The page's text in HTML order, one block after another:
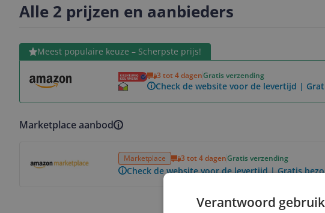
Alle 2 prijzen en aanbieders
Meest populaire keuze – Scherpste prijs!
3 tot 4 dagenGratis verzending
Check de website voor de levertijd |
Bekijk product
Marketplace aanbod
Marketplace 3 tot 4 dagenGratis verzending
Check de website voor de levertijd | Gratis
Verantwoord